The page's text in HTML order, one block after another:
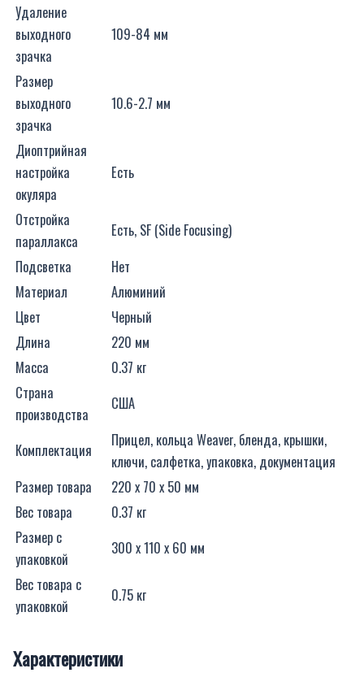
Удаление
выходного
зрачка
109-84 мм
Размер
выходного
зрачка
10.6-2.7 мм
Диоптрийная
настройка
окуляра
Есть
Отстройка
параллакса
Есть, SF (Side Focusing)
Подсветка
Нет
Материал
Алюминий
Цвет
Черный
Длина
220 мм
Масса
0.37 кг
Страна
производства
США
Комплектация
Прицел, кольца Weaver, бленда, крышки,
ключи, салфетка, упаковка, документация
Размер товара
220 x 70 x 50 мм
Вес товара
0.37 кг
Размер с
упаковкой
300 x 110 x 60 мм
Вес товара с
упаковкой
0.75 кг
Характеристики